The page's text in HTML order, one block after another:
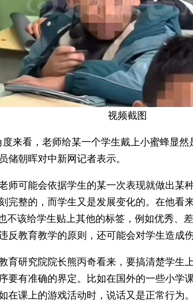
视频截图
看，老师给某一个学生戴上小蜜蜂显然
储朝晖对中新网记者表示。
可能会依据学生的某一次表现就做出某
完整的，而学生又是发展变化的。在他看
也不该给学生贴上其他的标签，例如优秀、
反教育教学的原则，还可能会对学生造成伤
研究院院长熊丙奇看来，要搞清楚学生
要有准确的界定。比如在国外的一些小学
在课上的游戏活动时，说话又是正常行为